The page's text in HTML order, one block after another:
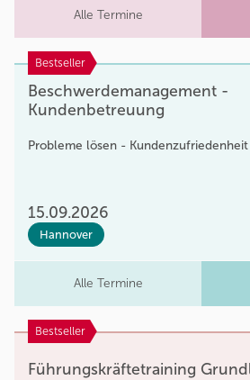
Alle Termine
Bestseller
Beschwerdemanagement -
Kundenbetreuung
Probleme lösen -
15.09.2026
Hannover
Alle Termine
Bestseller
Führungskräftetraining